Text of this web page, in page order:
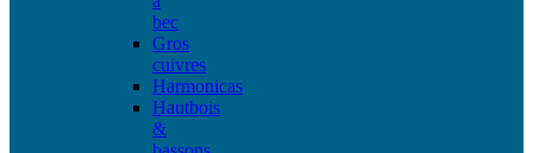
bec
Gros
cuivres
Harmonicas
Hautbois
&